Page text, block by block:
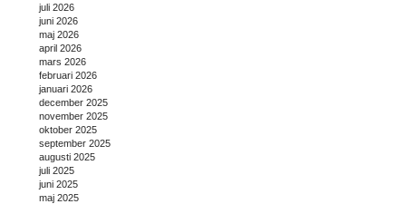
juli 2026
juni 2026
maj 2026
april 2026
mars 2026
februari 2026
januari 2026
december 2025
november 2025
oktober 2025
september 2025
augusti 2025
juli 2025
juni 2025
maj 2025